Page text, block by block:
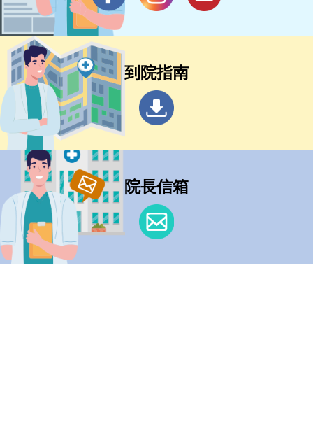
到院指南
院長信箱